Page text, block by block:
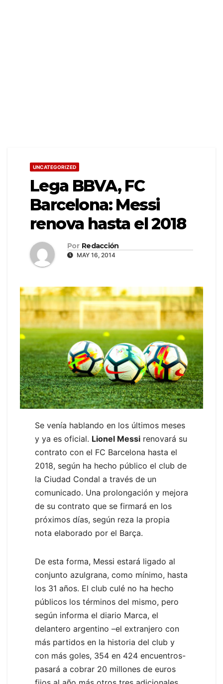
UNCATEGORIZED
Lega BBVA, FC
Barcelona: Messi
renova hasta el 2018
Por Redacción
MAY 16, 2014
Se venía hablando en los últimos meses
y ya es oficial. Lionel Messi renovará su
contrato con el FC Barcelona hasta el
2018, según ha hecho público el club de
la Ciudad Condal a través de un
comunicado. Una prolongación y mejora
de su contrato que se firmará en los
próximos días, según reza la propia
nota elaborado por el Barça.
De esta forma, Messi estará ligado al
conjunto azulgrana, como mínimo, hasta
los 31 años. El club culé no ha hecho
públicos los términos del mismo, pero
según informa el diario Marca, el
delantero argentino –el extranjero con
más partidos en la historia del club y
con más goles, 354 en 424 encuentros-
pasará a cobrar 20 millones de euros